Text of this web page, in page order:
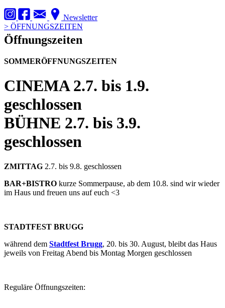
Newsletter
> ÖFFNUNGSZEITEN
Öffnungszeiten
SOMMERÖFFNUNGSZEITEN
CINEMA2.7. bis 1.9.
geschlossen
BÜHNE 2.7. bis 3.9.
geschlossen
ZMITTAG 2.7. bis 9.8. geschlossen
BAR+BISTRO kurze Sommerpause, ab dem 10.8. sind wir wieder
im Haus und freuen uns auf euch <3
STADTFEST BRUGG
während dem Stadtfest Brugg, 20. bis 30. August, bleibt das Haus
jeweils von Freitag Abend bis Montag Morgen geschlossen
Reguläre Öffnungszeiten: